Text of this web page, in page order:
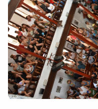
Actualidad
Comunidad
Colaboradores
AlkoTV